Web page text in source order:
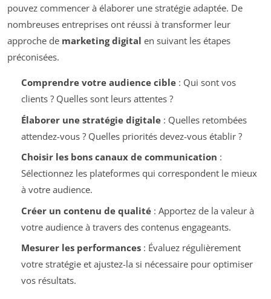
pouvez commencer à élaborer une stratégie adaptée. De
nombreuses entreprises ont réussi à transformer leur
approche de marketing digital en suivant les étapes
préconisées.
Comprendre votre audience cible: Qui sont vos
clients ? Quelles sont leurs attentes ?
Élaborer une stratégie digitale: Quelles retombées
attendez-vous ? Quelles priorités devez-vous établir ?
Choisir les bons canaux de communication :
Sélectionnez les plateformes qui correspondent le mieux
à votre audience.
Créer un contenu de qualité: Apportez de la valeur à
votre audience à travers des contenus engageants.
Mesurer les performances: Évaluez régulièrement
votre stratégie et ajustez-la si nécessaire pour optimiser
vos résultats.